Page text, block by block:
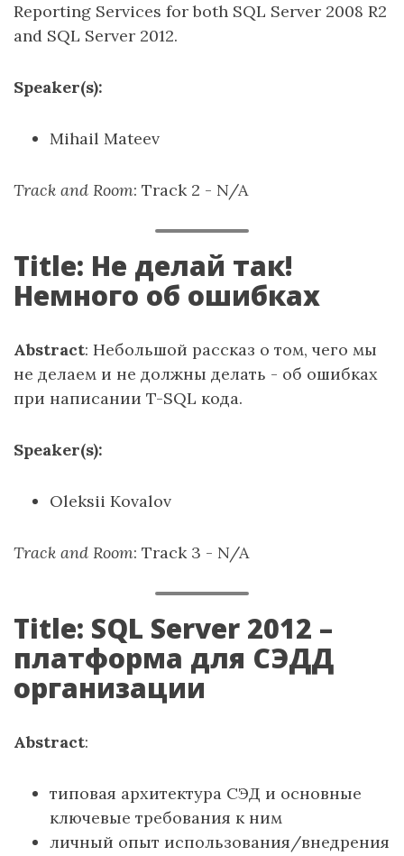
Reporting Services for both SQL Server 2008 R2
and SQL Server 2012.
Speaker(s):
Mihail Mateev
Track and Room: Track 2 - N/A
Title: Не делай так!
Немного об ошибках
Abstract: Небольшой рассказ о том, чего мы
не делаем и не должны делать - об ошибках
при написании T-SQL кода.
Speaker(s):
Oleksii Kovalov
Track and Room: Track 3 - N/A
Title: SQL Server 2012 –
платформа для СЭДД
организации
Abstract:
типовая архитектура СЭД и основные
ключевые требования к ним
личный опыт использования/внедрения